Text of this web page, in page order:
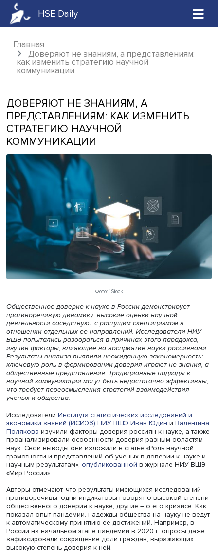
HSE Daily
Главная
Доверяют не знаниям, а
как изменить стратегию научной
ДОВЕРЯЮТ НЕ ЗНАНИЯМ, А
ПРЕДСТАВЛЕНИЯМ: КАК ИЗМЕНИТЬ
СТРАТЕГИЮ НАУЧНОЙ
КОММУНИКАЦИИ
Фото: iStock
Общественное доверие к науке в России демонстрирует
противоречивую динамику: высокие оценки научной
деятельности соседствуют с растущим скептицизмом в
отношении отдельных ее направлений. Исследователи
ВШЭ попытались разобраться в причинах этого
изучив факторы, влияющие на восприятие науки
ключевую роль в формировании доверия играют не
общественные представления. Традиционные подходы
научной коммуникации могут быть недостаточно
что требует переосмысления стратегий взаимодействия
ученых и общества.
Исследователи
экономики знаний (ИСИЭЗ) НИУ ВШЭ Иван Юдини
Поляковаизучили факторы доверия россиян к науке,
проанализировали особенности доверия разным
наук. Свои выводы они изложили в статье «Роль
грамотности и представлений об ученых в доверии к
научным результатам»,опубликованной в журнале
«Мир России».